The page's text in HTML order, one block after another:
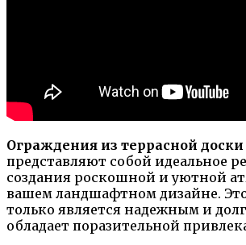
Ограждения из террасной
представляют собой идеальное
создания роскошной и уютной
вашем ландшафтном дизайне.
только является надежным и
обладает поразительной